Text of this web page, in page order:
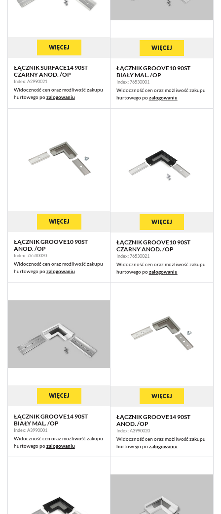
WIĘCEJ
ŁĄCZNIK SURFACE14 90ST
CZARNY ANOD. /OP
Index: A2990021
Widoczność cen oraz możliwość zakupu
hurtowego pozalogowaniu
WIĘCEJ
ŁĄCZNIK GROOVE10 90ST
BIAŁY MAL. /OP
Index: 76530001
Widoczność cen oraz możliwość zakupu
hurtowego pozalogowaniu
WIĘCEJ
ŁĄCZNIK GROOVE10 90ST
ANOD. /OP
Index: 76530020
Widoczność cen oraz możliwość zakupu
hurtowego pozalogowaniu
WIĘCEJ
ŁĄCZNIK GROOVE10 90ST
CZARNY ANOD. /OP
Index: 76530021
Widoczność cen oraz możliwość zakupu
hurtowego pozalogowaniu
WIĘCEJ
ŁĄCZNIK GROOVE14 90ST
BIAŁY MAL. /OP
Index: A3990001
Widoczność cen oraz możliwość zakupu
hurtowego pozalogowaniu
WIĘCEJ
ŁĄCZNIK GROOVE14 90ST
ANOD. /OP
Index: A3990020
Widoczność cen oraz możliwość zakupu
hurtowego pozalogowaniu